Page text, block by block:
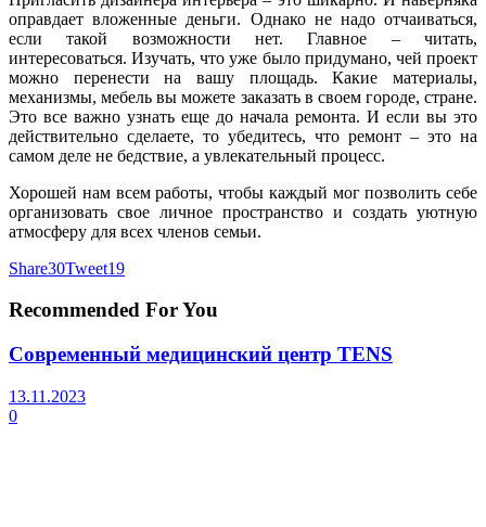
оправдает вложенные деньги. Однако не надо отчаиваться,
если такой возможности нет. Главное – читать,
интересоваться. Изучать, что уже было придумано, чей проект
можно перенести на вашу площадь. Какие материалы,
механизмы, мебель вы можете заказать в своем городе, стране.
Это все важно узнать еще до начала ремонта. И если вы это
действительно сделаете, то убедитесь, что ремонт – это на
самом деле не бедствие, а увлекательный процесс.
Хорошей нам всем работы, чтобы каждый мог позволить себе
организовать свое личное пространство и создать уютную
атмосферу для всех членов семьи.
Share30Tweet19
Recommended For You
Современный медицинский центр TENS
13.11.2023
0